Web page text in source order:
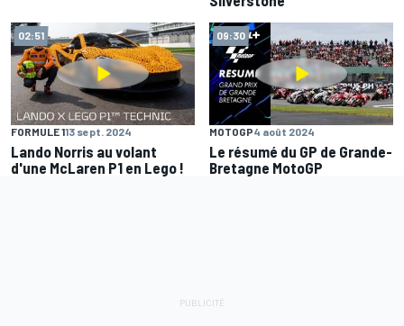
02:51
FORMULE 113 sept. 2024
Lando Norris au volant
d'une McLaren P1 en Lego !
09:30
MOTOGP4 août 2024
Le résumé du GP de Grande-
Bretagne MotoGP